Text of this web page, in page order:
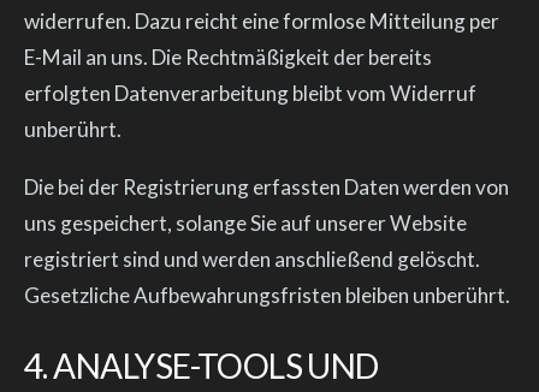
widerrufen. Dazu reicht eine formlose Mitteilung per
E-Mail an uns. Die Rechtmäßigkeit der bereits
erfolgten Datenverarbeitung bleibt vom Widerruf
unberührt.
Die bei der Registrierung erfassten Daten werden von
uns gespeichert, solange Sie auf unserer Website
registriert sind und werden anschließend gelöscht.
Gesetzliche Aufbewahrungsfristen bleiben unberührt.
4. ANALYSE-TOOLS UND